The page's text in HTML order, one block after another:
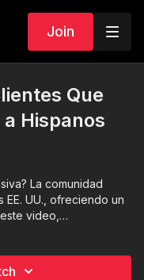
Join
Que
Hispanos
La comunidad
UU., ofreciendo un
video,
por las que los